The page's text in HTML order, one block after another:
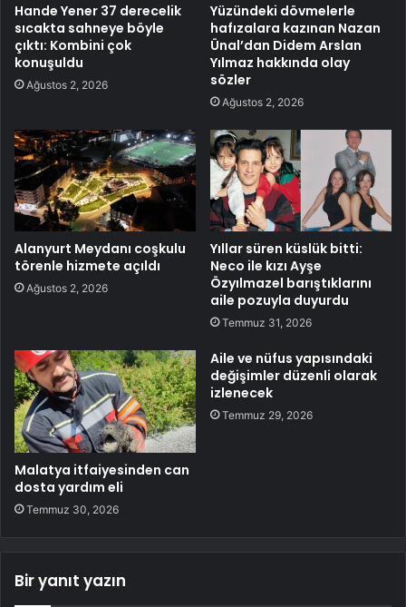
Hande Yener 37 derecelik
sıcakta sahneye böyle
çıktı: Kombini çok
konuşuldu
Ağustos 2, 2026
Yüzündeki dövmelerle
hafızalara kazınan Nazan
Ünal’dan Didem Arslan
Yılmaz hakkında olay
sözler
Ağustos 2, 2026
Alanyurt Meydanı coşkulu
törenle hizmete açıldı
Ağustos 2, 2026
Yıllar süren küslük bitti:
Neco ile kızı Ayşe
Özyılmazel barıştıklarını
aile pozuyla duyurdu
Temmuz 31, 2026
Malatya itfaiyesinden can
dosta yardım eli
Temmuz 30, 2026
Aile ve nüfus yapısındaki
değişimler düzenli olarak
izlenecek
Temmuz 29, 2026
Bir yanıt yazın